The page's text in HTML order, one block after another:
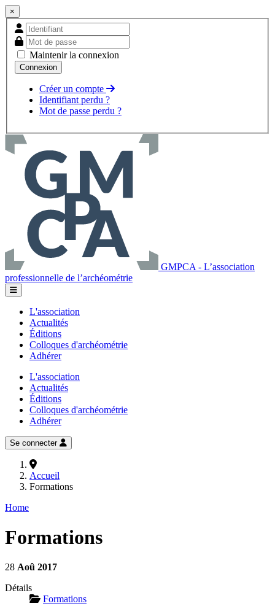
×
Maintenir la connexion
Créer un compte
Identifiant perdu ?
Mot de passe perdu ?
GMPCA - L’association
professionnelle de l’archéométrie
L'association
Actualités
Éditions
Colloques d'archéométrie
Adhérer
L'association
Actualités
Éditions
Colloques d'archéométrie
Adhérer
Se connecter
Accueil
Formations
Home
Formations
28 Aoû 2017
Détails
Formations